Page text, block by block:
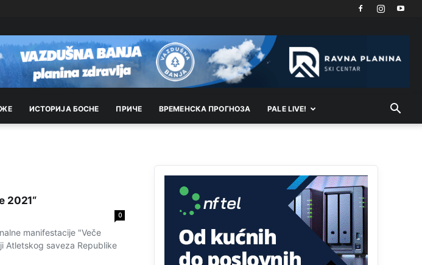
ИСТОРИЈА БОСНЕ ПРИЧЕ ВРEМEНСКА ПРОГНОЗА PALE LIVE!
2021“
0
manifestacije "Veče
Atletskog saveza Republike
Kuniocu ide q u guz...
Анонимно2808843 јуче
Анонимно2810587 11:11
vjeka,neko rece za Radovana i Ratka kaki su oni
srbi...i poce dalje da besjedi znam ja dobro sta je
bilo u Ag-ci...
Анонимно2810587
Proguglajte
Анонимно2810587 11:21